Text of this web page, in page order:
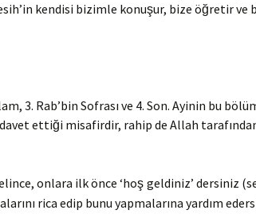
kendisi bizimle konuşur, bize öğretir ve
3. Rab’bin Sofrası ve 4. Son. Ayinin bu
ettiği misafirdir, rahip de Allah
onlara ilk önce ‘hoş geldiniz’ dersiniz
rica edip bunu yapmalarına yardım